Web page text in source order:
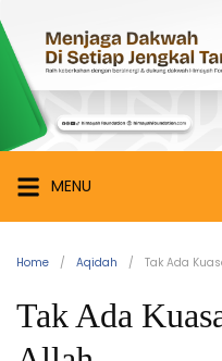
to
content
Himayah
Foundation
Menjaga
Dakwah
di
Setiap
Jengkal
MENU
Home Aqidah Tak Ada
Tak Ada